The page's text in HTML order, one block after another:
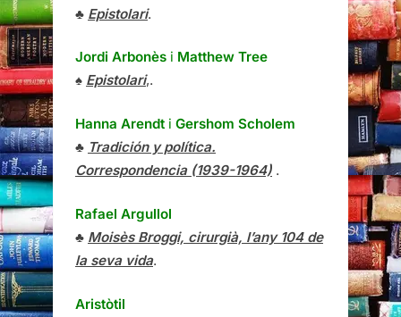
♣ Epistolari.
Jordi Arbonès i Matthew Tree
♠ Epistolari,.
Hanna Arendt i Gershom Scholem
♣ Tradición y política.
Correspondencia (1939-1964) .
Rafael Argullol
♣ Moisès Broggi, cirurgià, l’any 104 de
la seva vida.
Aristòtil